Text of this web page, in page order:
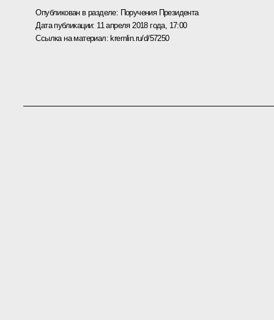
Опубликован в разделе: Поручения Президента
Дата публикации: 11 апреля 2018 года, 17:00
Ссылка на материал: kremlin.ru/d/57250